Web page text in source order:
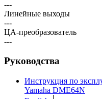
---
Линейные выходы
---
ЦА-преобразователь
---
Руководства
Инструкция по
Yamaha DME64N